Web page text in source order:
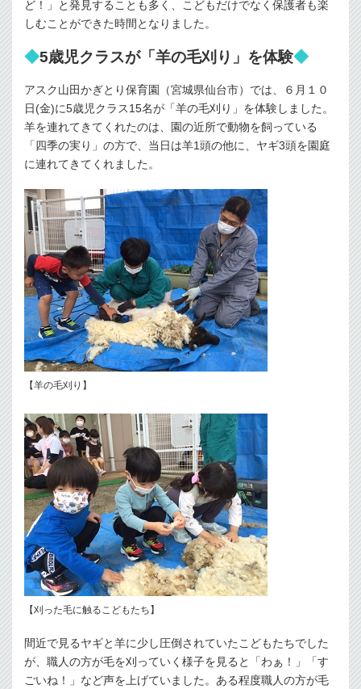
ど！」と発見することも多く、こどもだけでなく保護者も楽
しむことができた時間となりました。
◆5歳児クラスが「羊の毛刈り」を体験◆
アスク山田かぎとり保育園（宮城県仙台市）では、６月１０
日(金)に5歳児クラス15名が「羊の毛刈り」を体験しました。
羊を連れてきてくれたのは、園の近所で動物を飼っている
「四季の実り」の方で、当日は羊1頭の他に、ヤギ3頭を園庭
に連れてきてくれました。
【羊の毛刈り】
【刈った毛に触るこどもたち】
間近で見るヤギと羊に少し圧倒されていたこどもたちでした
が、職人の方が毛を刈っていく様子を見ると「わぁ！」「す
ごいね！」など声を上げていました。ある程度職人の方が毛